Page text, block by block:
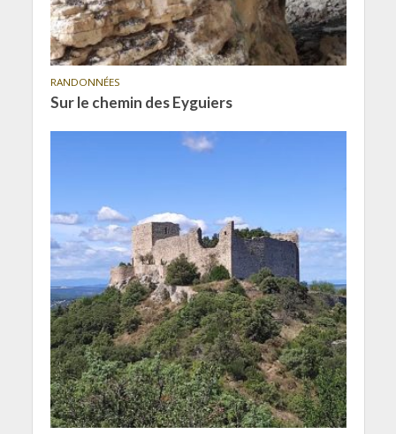
RANDONNÉES
Sur le chemin des Eyguiers